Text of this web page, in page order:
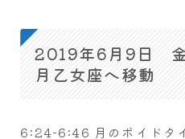
2019年6月9日
月乙女座へ移動
6:24-6:46 月のボイド